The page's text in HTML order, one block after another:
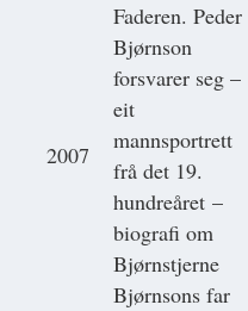
2007
Faderen. Peder
Bjørnson
forsvarer seg –
eit
mannsportrett
frå det 19.
hundreåret –
biografi om
Bjørnstjerne
Bjørnsons far